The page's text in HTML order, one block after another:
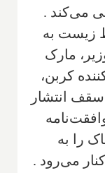
می‌کند .
زیست به
مارک
کربن،
انتشار
را به
می‌رود .